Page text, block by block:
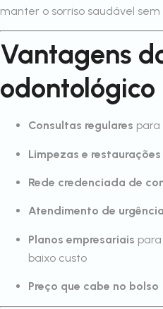
manter o sorriso saudável
Vantagens
odontológico
Consultas regulares
Limpezas e restaurações
Rede credenciada de
Atendimento de urgência
Planos empresariais
baixo custo
Preço que cabe no bolso